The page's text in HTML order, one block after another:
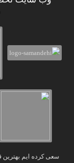
سعی کرده ایم بهترین